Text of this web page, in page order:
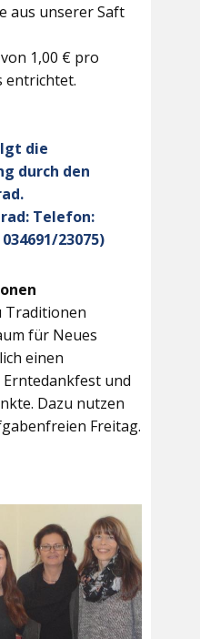
aus unserer Saft
1,00 € pro
entrichtet.
die
durch den
Telefon:
23075)
Traditionen
für Neues
einen
und
Dazu nutzen
Freitag.